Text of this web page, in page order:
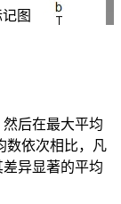
图
后在最大平均
数依次相比，凡
异显著的平均